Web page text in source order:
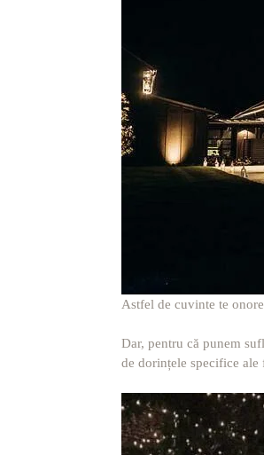
Astfel de cuvinte te
Dar, pentru că punem
de dorințele specifice ale